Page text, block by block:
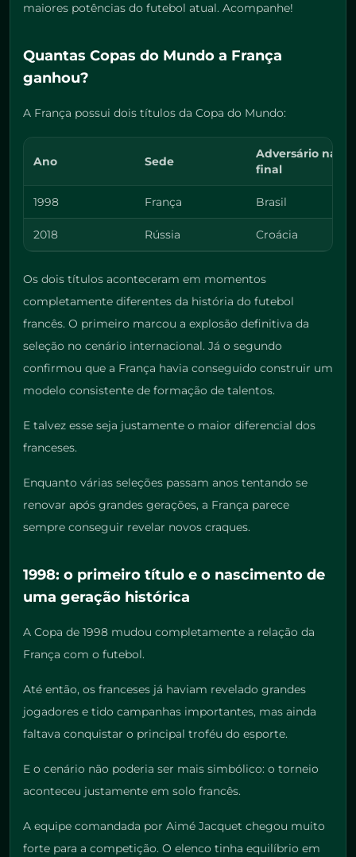
maiores potências do futebol atual. Acompanhe!
Quantas Copas do Mundo a França
ganhou?
A França possui dois títulos da Copa do Mundo:
Ano Sede
Adversário na
final
1998 França Brasil
2018 Rússia Croácia
Os dois títulos aconteceram em momentos
completamente diferentes da história do futebol
francês. O primeiro marcou a explosão definitiva da
seleção no cenário internacional. Já o segundo
confirmou que a França havia conseguido construir um
modelo consistente de formação de talentos.
E talvez esse seja justamente o maior diferencial dos
franceses.
Enquanto várias seleções passam anos tentando se
renovar após grandes gerações, a França parece
sempre conseguir revelar novos craques.
1998: o primeiro título e o nascimento de
uma geração histórica
A Copa de 1998 mudou completamente a relação da
França com o futebol.
Até então, os franceses já haviam revelado grandes
jogadores e tido campanhas importantes, mas ainda
faltava conquistar o principal troféu do esporte.
E o cenário não poderia ser mais simbólico: o torneio
aconteceu justamente em solo francês.
A equipe comandada por Aimé Jacquet chegou muito
forte para a competição. O elenco tinha equilíbrio em